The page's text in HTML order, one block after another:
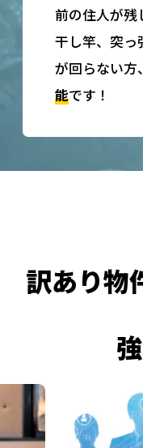
前の住人が残
干し竿、突っ
が回らない方、
能です！
訳あり物